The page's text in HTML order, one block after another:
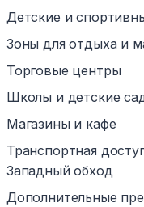
Детские и
Зоны для отдыха и
Торговые центры
Школы и детские
Магазины и кафе
Транспортная
Западный обход
Дополнительные